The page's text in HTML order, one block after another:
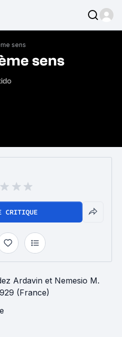
sens
sens
CRITIQUE
Ardavin et Nemesio M.
(France)